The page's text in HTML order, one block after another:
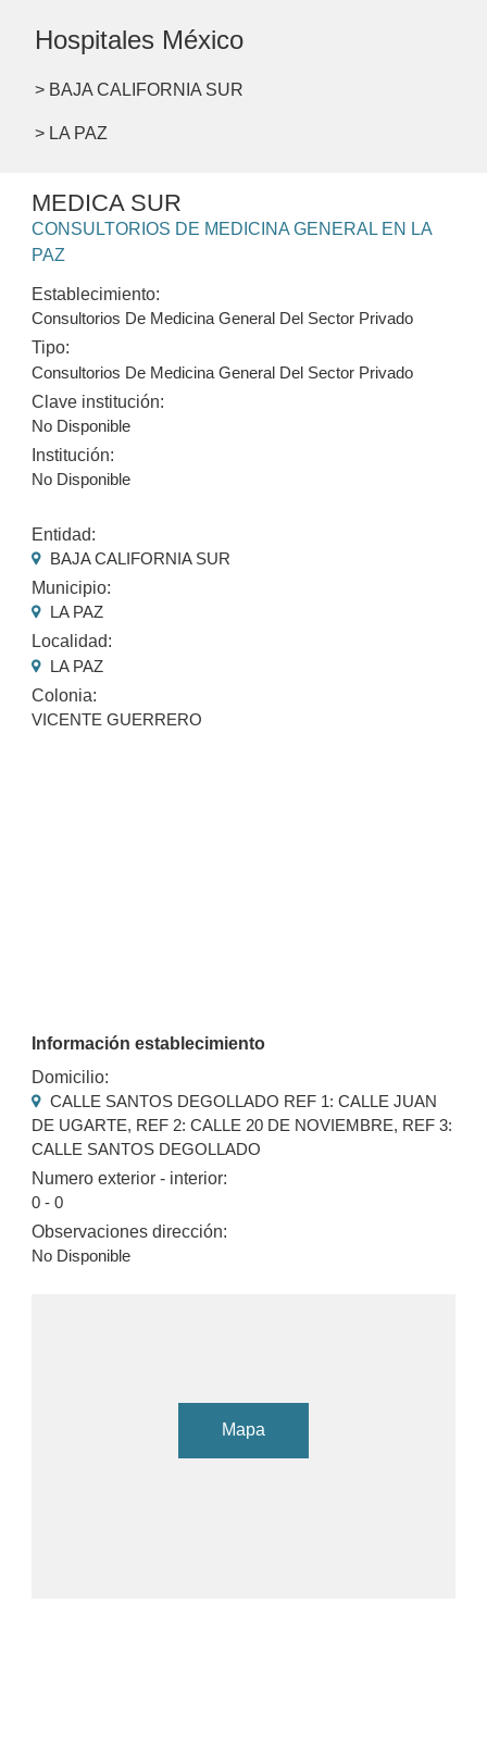
Hospitales México
> BAJA CALIFORNIA SUR
> LA PAZ
MEDICA SUR
CONSULTORIOS DE MEDICINA GENERAL EN LA
PAZ
Establecimiento:
Consultorios De Medicina General Del Sector Privado
Tipo:
Consultorios De Medicina General Del Sector Privado
Clave institución:
No Disponible
Institución:
No Disponible
Entidad:
BAJA CALIFORNIA SUR
Municipio:
LA PAZ
Localidad:
LA PAZ
Colonia:
VICENTE GUERRERO
Información establecimiento
Domicilio:
CALLE SANTOS DEGOLLADO REF 1: CALLE JUAN
DE UGARTE, REF 2: CALLE 20 DE NOVIEMBRE, REF 3:
CALLE SANTOS DEGOLLADO
Numero exterior - interior:
0 - 0
Observaciones dirección:
No Disponible
Mapa